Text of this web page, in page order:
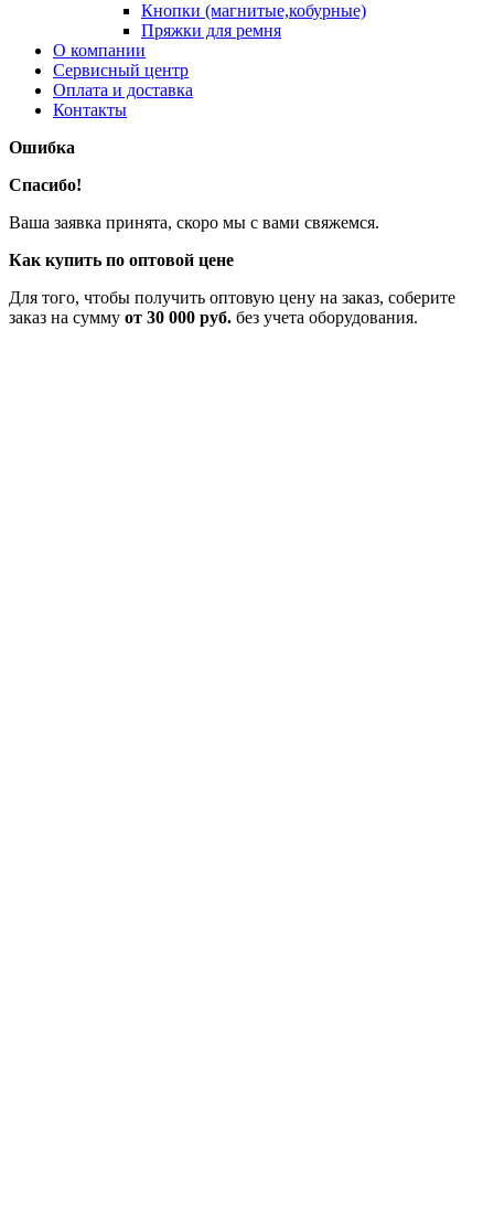
Кнопки (магнитые,кобурные)
Пряжки для ремня
О компании
Сервисный центр
Оплата и доставка
Контакты
Ошибка
Спасибо!
Ваша заявка принята, скоро мы с вами свяжемся.
Как купить по оптовой цене
Для того, чтобы получить оптовую цену на заказ, соберите
заказ на сумму от 30 000 руб. без учета оборудования.